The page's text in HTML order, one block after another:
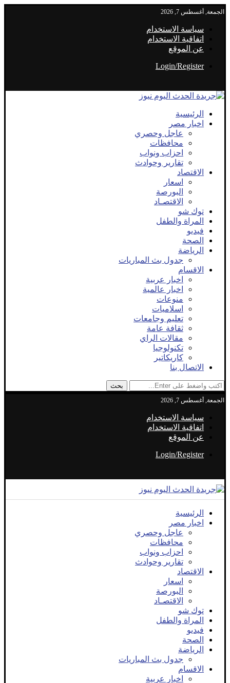
الجمعة, أغسطس 7, 2026
سياسة الاستخدام
اتفاقية الاستخدام
عن الموقع
Login/Register
الرئيسية
اخبار مصر
عاجل وحصري
محافظات
احزاب ونواب
تقارير وحوادث
الاقتصاد
اسعار
البورصة
الاقتصـاد
توك شو
المراة والطفل
فيديو
الصحة
الرياضة
جدول بث المباريات
الاقسام
اخبار عربية
اخبار عالمية
منوعات
اسلاميات
تعليم وجامعات
ثقافة عامة
مقالات الراي
تكنولوجيا
كاريكاتير
الاتصال بنا
بحث
الجمعة, أغسطس 7, 2026
سياسة الاستخدام
اتفاقية الاستخدام
عن الموقع
Login/Register
الرئيسية
اخبار مصر
عاجل وحصري
محافظات
احزاب ونواب
تقارير وحوادث
الاقتصاد
اسعار
البورصة
الاقتصـاد
توك شو
المراة والطفل
فيديو
الصحة
الرياضة
جدول بث المباريات
الاقسام
اخبار عربية